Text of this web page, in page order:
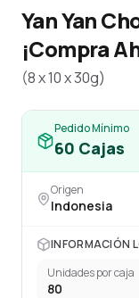
Yan Yan
¡Compra
(8 x 10 x 30g)
Pedido Mínimo
60 Cajas
Origen
Indonesia
INFORMACIÓN
Unidades por caja
80